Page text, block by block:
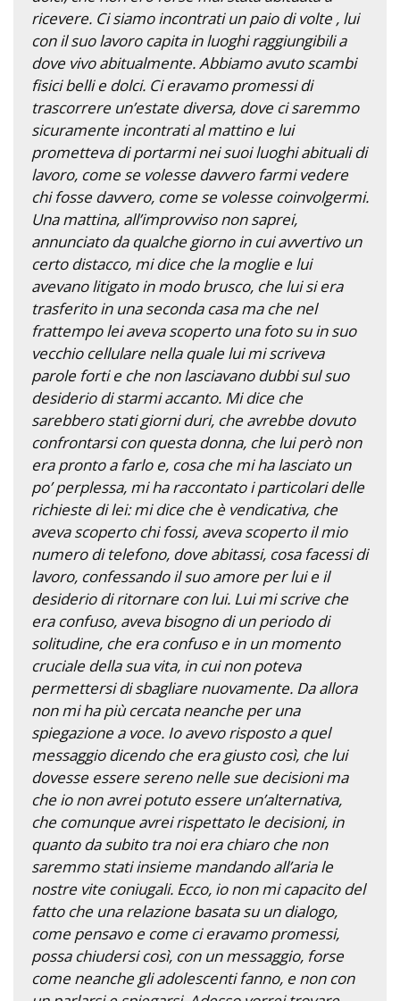
ricevere. Ci siamo incontrati un paio di volte , lui
con il suo lavoro capita in luoghi raggiungibili a
dove vivo abitualmente. Abbiamo avuto scambi
fisici belli e dolci. Ci eravamo promessi di
trascorrere un’estate diversa, dove ci saremmo
sicuramente incontrati al mattino e lui
prometteva di portarmi nei suoi luoghi abituali di
lavoro, come se volesse davvero farmi vedere
chi fosse davvero, come se volesse coinvolgermi.
Una mattina, all’improvviso non saprei,
annunciato da qualche giorno in cui avvertivo un
certo distacco, mi dice che la moglie e lui
avevano litigato in modo brusco, che lui si era
trasferito in una seconda casa ma che nel
frattempo lei aveva scoperto una foto su in suo
vecchio cellulare nella quale lui mi scriveva
parole forti e che non lasciavano dubbi sul suo
desiderio di starmi accanto. Mi dice che
sarebbero stati giorni duri, che avrebbe dovuto
confrontarsi con questa donna, che lui però non
era pronto a farlo e, cosa che mi ha lasciato un
po’ perplessa, mi ha raccontato i particolari delle
richieste di lei: mi dice che è vendicativa, che
aveva scoperto chi fossi, aveva scoperto il mio
numero di telefono, dove abitassi, cosa facessi di
lavoro, confessando il suo amore per lui e il
desiderio di ritornare con lui. Lui mi scrive che
era confuso, aveva bisogno di un periodo di
solitudine, che era confuso e in un momento
cruciale della sua vita, in cui non poteva
permettersi di sbagliare nuovamente. Da allora
non mi ha più cercata neanche per una
spiegazione a voce. Io avevo risposto a quel
messaggio dicendo che era giusto così, che lui
dovesse essere sereno nelle sue decisioni ma
che io non avrei potuto essere un’alternativa,
che comunque avrei rispettato le decisioni, in
quanto da subito tra noi era chiaro che non
saremmo stati insieme mandando all’aria le
nostre vite coniugali. Ecco, io non mi capacito del
fatto che una relazione basata su un dialogo,
come pensavo e come ci eravamo promessi,
possa chiudersi così, con un messaggio, forse
come neanche gli adolescenti fanno, e non con